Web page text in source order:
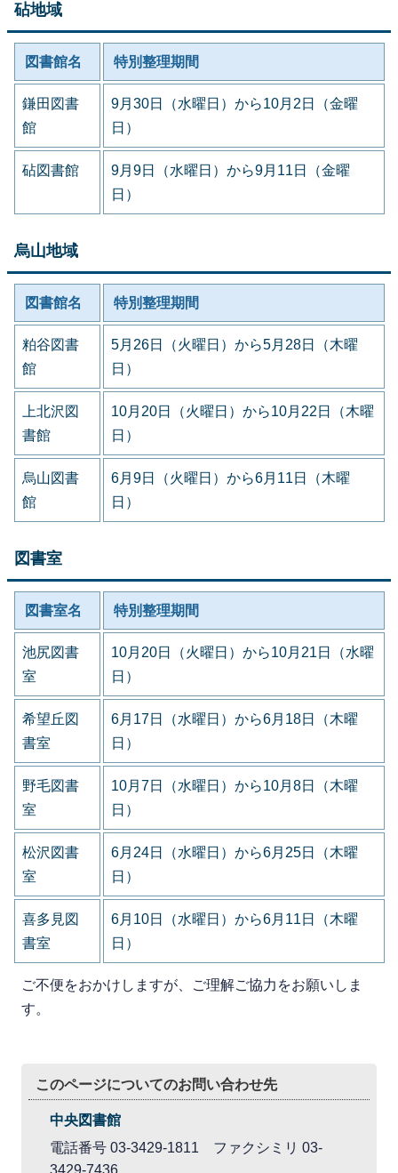
砧地域
図書館名 特別整理期間
鎌田図書
館
9月30日（水曜日）から10月2日（金曜
日）
砧図書館
9月9日（水曜日）から9月11日（金曜
日）
烏山地域
図書館名 特別整理期間
粕谷図書
館
5月26日（火曜日）から5月28日（木曜
日）
上北沢図
書館
10月20日（火曜日）から10月22日（木曜
日）
烏山図書
館
6月9日（火曜日）から6月11日（木曜
日）
図書室
図書室名 特別整理期間
池尻図書
室
10月20日（火曜日）から10月21日（水曜
日）
希望丘図
書室
6月17日（水曜日）から6月18日（木曜
日）
野毛図書
室
10月7日（水曜日）から10月8日（木曜
日）
松沢図書
室
6月24日（水曜日）から6月25日（木曜
日）
喜多見図
書室
6月10日（水曜日）から6月11日（木曜
日）
ご不便をおかけしますが、ご理解ご協力をお願いしま
す。
このページについてのお問い合わせ先
中央図書館
電話番号 03-3429-1811 ファクシミリ 03-